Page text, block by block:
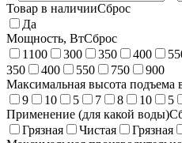
Товар в наличииСброс
Да
Мощность, ВтСброс
1100
300 350 400
350
400 550 750
900
Максимальная высота подъема
9
10 5 7 8 10 5
Применение (для какой воды)
Грязная
Чистая Грязная